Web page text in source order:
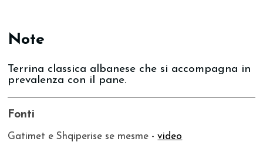
Note
Terrina classica albanese che si accompagna in
prevalenza con il pane.
Fonti
Gatimet e Shqiperise se mesme -video